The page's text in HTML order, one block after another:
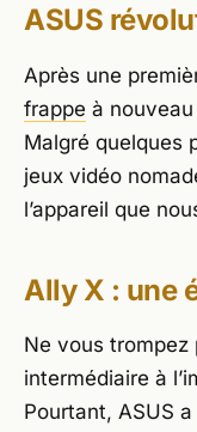
ASUS
Après une
frappe à
Malgré quelques
jeux vidéo
l’appareil que
Ally X : une
Ne vous trompez
intermédiaire à
Pourtant, ASUS